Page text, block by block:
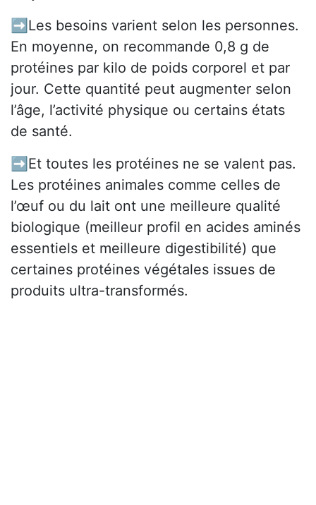
➡️Les besoins varient selon les personnes.
En moyenne, on recommande 0,8 g de
protéines par kilo de poids corporel et par
jour. Cette quantité peut augmenter selon
l’âge, l’activité physique ou certains états
de santé.
➡️Et toutes les protéines ne se valent pas.
Les protéines animales comme celles de
l’œuf ou du lait ont une meilleure qualité
biologique (meilleur profil en acides aminés
essentiels et meilleure digestibilité) que
certaines protéines végétales issues de
produits ultra-transformés.